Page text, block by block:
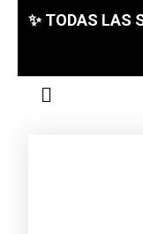
✨ TODAS LAS